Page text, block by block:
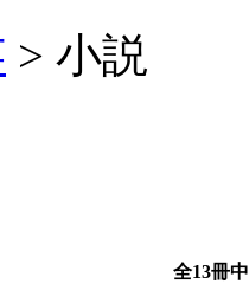
> 小説
全13冊